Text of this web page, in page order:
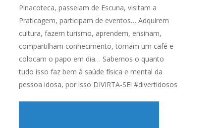
Pinacoteca, passeiam de Escuna, visitam a
Praticagem, participam de eventos… Adquirem
cultura, fazem turismo, aprendem, ensinam,
compartilham conhecimento, tomam um café e
colocam o papo em dia… Sabemos o quanto
tudo isso faz bem à saúde física e mental da
pessoa idosa, por isso DIVIRTA-SE! #divertidosos